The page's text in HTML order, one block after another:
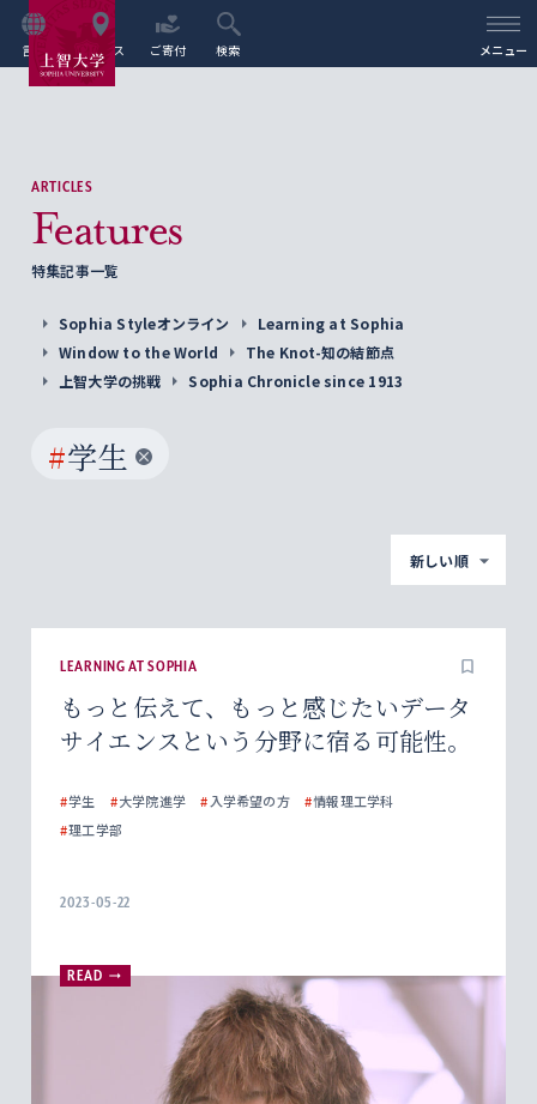
言語 アクセス ご寄付 検索 メニュー
ARTICLES
Features
特集記事一覧
Sophia Styleオンライン
Learning at Sophia
Window to the World
The Knot-知の結節点
上智大学の挑戦
Sophia Chronicle since 1913
#学生
新しい順
LEARNING AT SOPHIA
もっと伝えて、もっと感じたいデータ
サイエンスという分野に宿る可能性。
#学生 #大学院進学 #入学希望の方 #情報理工学科
#理工学部
2023-05-22
READ